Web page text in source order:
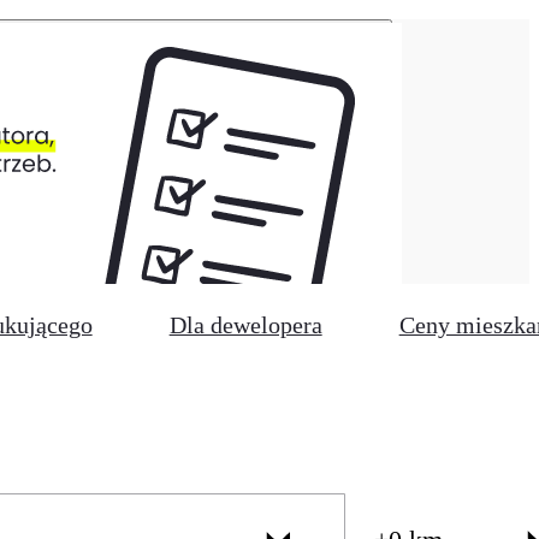
Dla dewelopera Ceny